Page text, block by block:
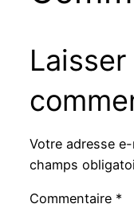
Laisser
Votre adresse
champs
Commentaire *